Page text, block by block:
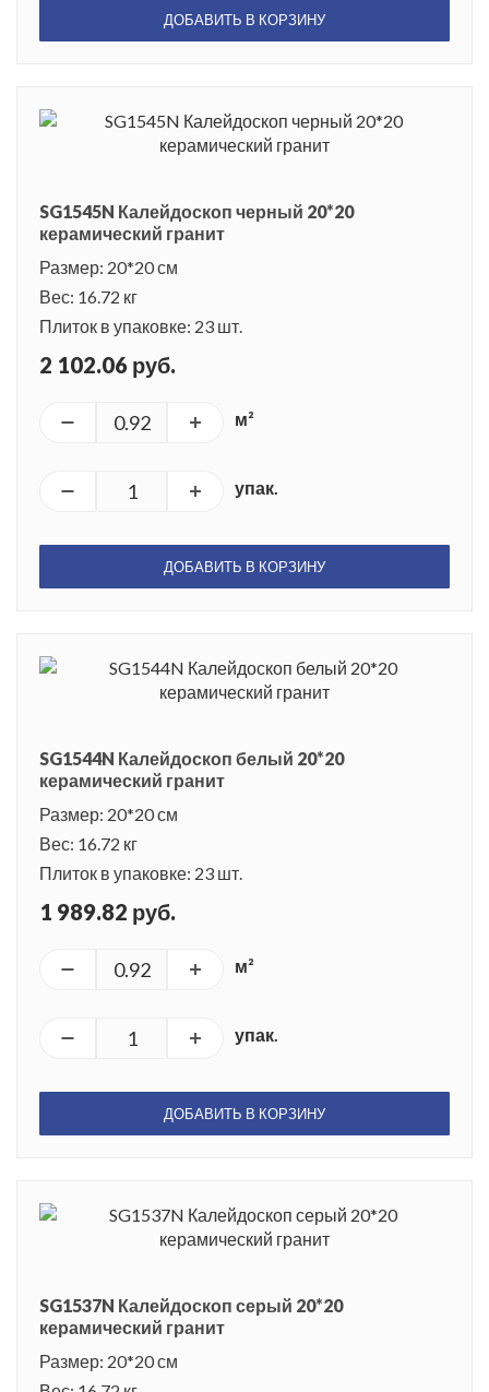
ДОБАВИТЬ В КОРЗИНУ
SG1545N Калейдоскоп черный 20*20
керамический гранит
Размер: 20*20 см
Вес: 16.72 кг
Плиток в упаковке: 23 шт.
2 102.06 руб.
м²
упак.
ДОБАВИТЬ В КОРЗИНУ
SG1544N Калейдоскоп белый 20*20
керамический гранит
Размер: 20*20 см
Вес: 16.72 кг
Плиток в упаковке: 23 шт.
1 989.82 руб.
м²
упак.
ДОБАВИТЬ В КОРЗИНУ
SG1537N Калейдоскоп серый 20*20
керамический гранит
Размер: 20*20 см